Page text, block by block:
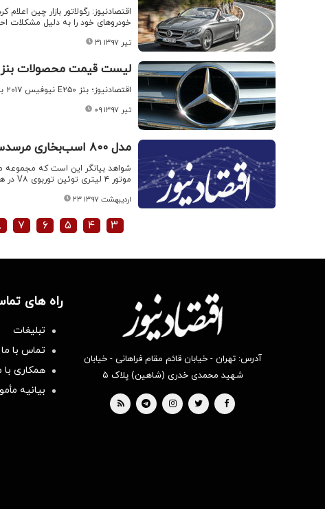
خودروهای خود را به دلیل مشکلات
۳۱ تیر ۱۳۹۷
لیست قیمت محصولات بنز
اقتصادنیوز؛ بنز E۲۵۰ نیوفیس ۲۰۱۷ با مبلغ یک میلیارد و ۴۵۰ میلیون تومان در بازار معامله می‌شود.
۰۹ تیر ۱۳۹۷
مدل ۸۰۰ اسب‌بخاری مرسدس بنز AMG می آید + عکس
موتور ۴ لیتری توئین توربوی V۸ در همه جا حاضر شود.
۲۳ اردیبهشت ۱۳۹۷
۳ ۴ ۵ ۶ ۷
آدرس: تهران - خیابان قائم مقام فراهانی - خیابان
شهید محمدی خدری (شاهین) پلاک ۵
راه های
تبلیغات
تماس با ما
همکاری با
بیانیه